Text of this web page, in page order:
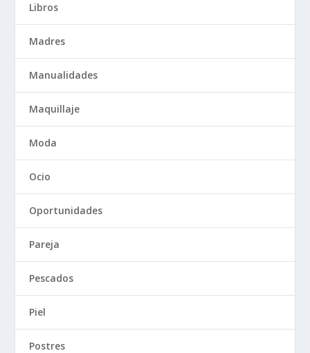
Libros
Madres
Manualidades
Maquillaje
Moda
Ocio
Oportunidades
Pareja
Pescados
Piel
Postres